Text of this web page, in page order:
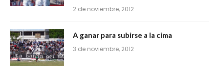
2 de noviembre, 2012
A ganar para subirse a la cima
3 de noviembre, 2012